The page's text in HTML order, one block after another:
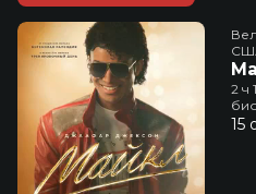
2 ч
15